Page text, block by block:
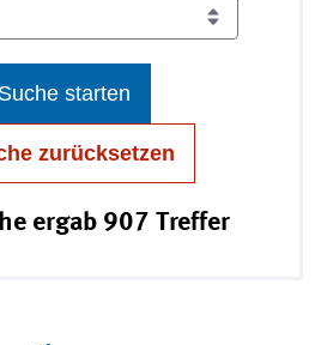
Suche starten
zurücksetzen
ergab 907 Treffer